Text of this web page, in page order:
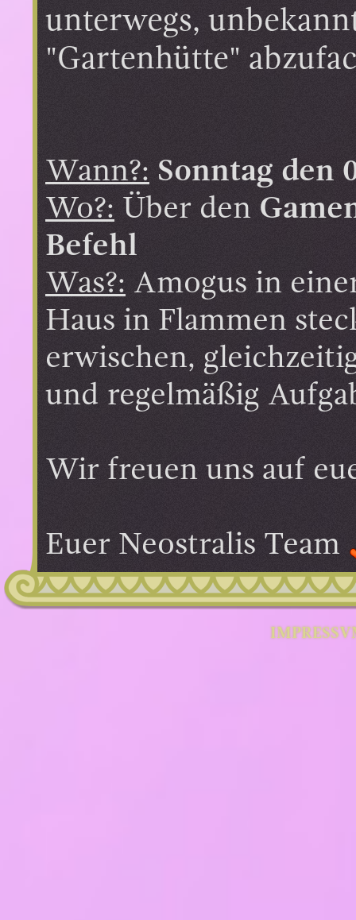
unterwegs,
"Gartenhütte"
Wann?: Sonntag den
Wo?: Über den
Befehl
Was?: Amogus in
Haus in Flammen
erwischen,
und regelmäßig
Wir freuen uns auf
Euer Neostralis Team